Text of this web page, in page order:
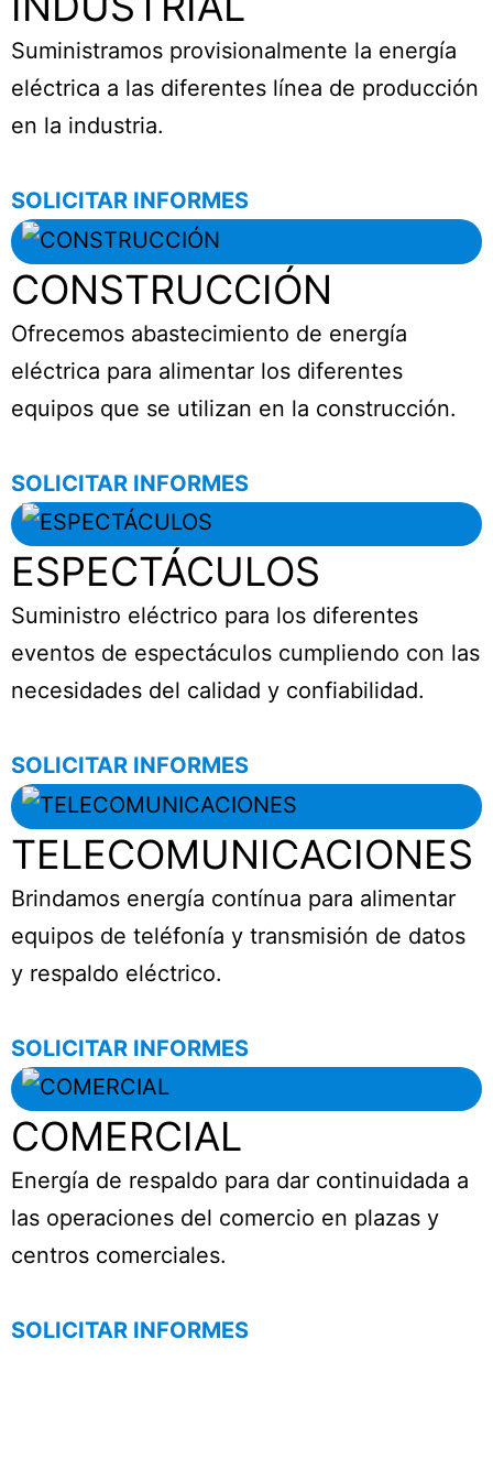
Suministramos provisionalmente la energía
eléctrica a las diferentes línea de producción
en la industria.
SOLICITAR INFORMES
CONSTRUCCIÓN
Ofrecemos abastecimiento de energía
eléctrica para alimentar los diferentes
equipos que se utilizan en la construcción.
SOLICITAR INFORMES
ESPECTÁCULOS
Suministro eléctrico para los diferentes
eventos de espectáculos cumpliendo con las
necesidades del calidad y confiabilidad.
SOLICITAR INFORMES
TELECOMUNICACIONES
Brindamos energía contínua para alimentar
equipos de teléfonía y transmisión de datos
y respaldo eléctrico.
SOLICITAR INFORMES
COMERCIAL
Energía de respaldo para dar continuidada a
las operaciones del comercio en plazas y
centros comerciales.
SOLICITAR INFORMES